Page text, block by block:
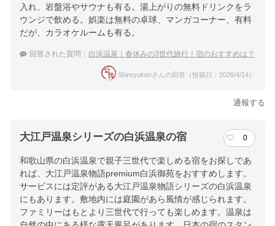
入れ、岩盤浴やサウナも有る。湯上がりの無料ドリンクをラ
ウンジで飲める。娯楽は無料の卓球、マンガコーナー、有料
だが、カラオケルームも有る。
回答された質問： 白浜温泉｜春休みの3世代旅行！宿のおすすめは？
Shinryukenさんの回答（投稿日：2026/4/14）
通報する
大江戸温泉シリーズの白浜温泉の宿 0
和歌山県の白浜温泉で親子三世代で楽しめる宿をお探しであ
れば、大江戸温泉物語premium白浜御苑をおすすめします。
サービスには定評がある大江戸温泉物語シリーズの白浜温泉
にもあります。敷地内には庭園があら風情が感じられます。
ファミリーはもとより三世代で行っても楽しめます。温泉は